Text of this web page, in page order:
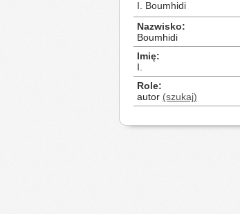
I. Boumhidi
Nazwisko
Boumhidi
Imię
I.
Role
autor (szukaj)